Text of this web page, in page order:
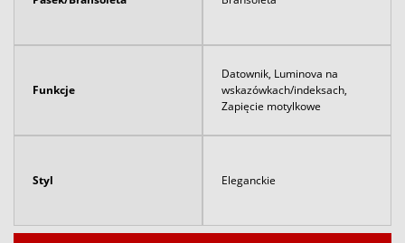
Funkcje
Datownik, Luminova na
wskazówkach/indeksach,
Zapięcie motylkowe
Styl Eleganckie